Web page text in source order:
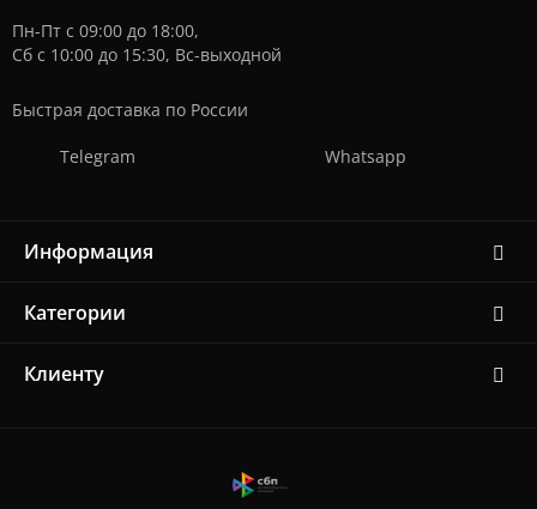
Пн-Пт с 09:00 до 18:00,
Сб с 10:00 до 15:30, Вс-выходной
Быстрая доставка по России
Telegram Whatsapp
Информация
Категории
Клиенту